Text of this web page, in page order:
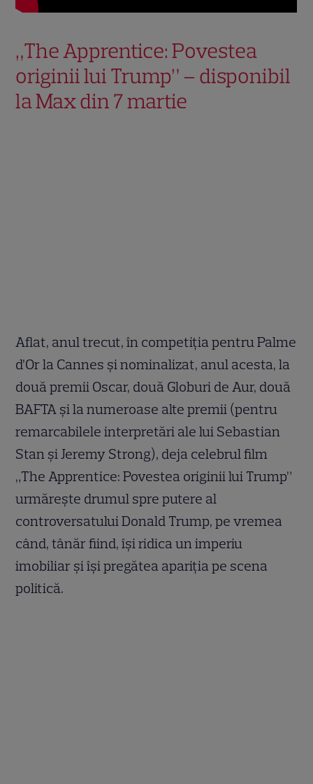
„The Apprentice: Povestea
originii lui Trump” – disponibil
la Max din 7 martie
Aflat, anul trecut, în competiția pentru Palme
d’Or la Cannes și nominalizat, anul acesta, la
două premii Oscar, două Globuri de Aur, două
BAFTA și la numeroase alte premii (pentru
remarcabilele interpretări ale lui Sebastian
Stan și Jeremy Strong), deja celebrul film
„The Apprentice: Povestea originii lui Trump”
urmărește drumul spre putere al
controversatului Donald Trump, pe vremea
când, tânăr fiind, își ridica un imperiu
imobiliar și își pregătea apariția pe scena
politică.